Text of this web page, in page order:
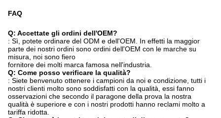
FAQ
Q: Accettate gli ordini dell'OEM?
: Sì, potete ordinare del ODM e dell'OEM. In effetti la maggior
parte dei nostri ordini sono ordini dell'OEM con le marche su
misura, noi sono fiero
fornitore dei molti marca famosa nell'industria.
Q: Come posso verificare la qualità?
: Siete benvenuto ottenere i campioni da noi e condizione, tutti i
nostri clienti molto sono soddisfatti con la qualità, essi fanno
osservazioni che secondo il paragone della prova la nostra
qualità è superiore e con i nostri prodotti hanno reclami molto a
tariffa ridotta.